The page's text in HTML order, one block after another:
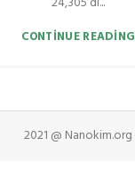
CONTINUE READING
2021 @ Nanokim.org